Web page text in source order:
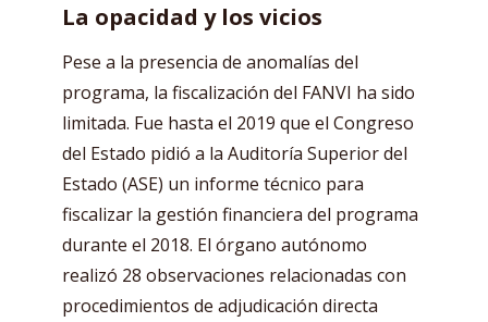
La opacidad y los vicios
Pese a la presencia de anomalías del
programa, la fiscalización del FANVI ha sido
limitada. Fue hasta el 2019 que el Congreso
del Estado pidió a la Auditoría Superior del
Estado (ASE) un informe técnico para
fiscalizar la gestión financiera del programa
durante el 2018. El órgano autónomo
realizó 28 observaciones relacionadas con
procedimientos de adjudicación directa